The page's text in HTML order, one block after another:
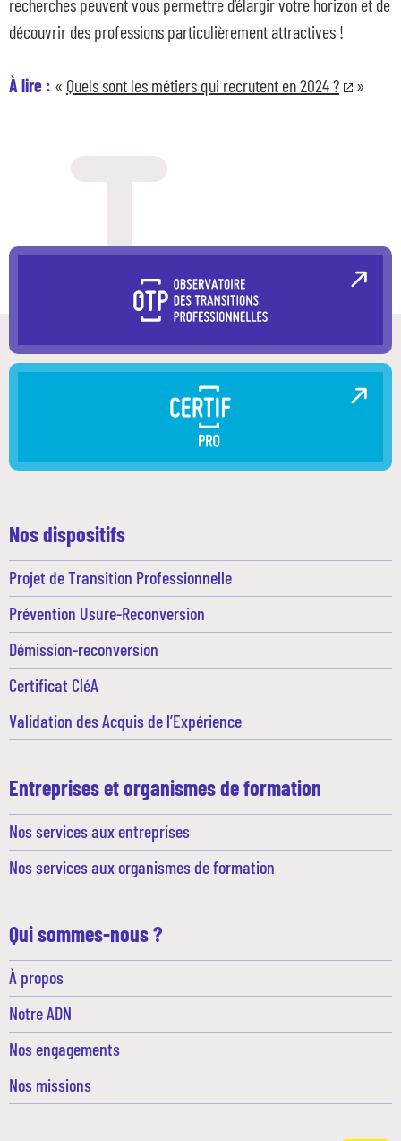
découvrir des professions particulièrement attractives !
À lire : « Quels sont les métiers qui recrutent en 2024 ? »
Nos dispositifs
Projet de Transition Professionnelle
Prévention Usure-Reconversion
Démission-reconversion
Certificat CléA
Validation des Acquis de l’Expérience
Entreprises et organismes de formation
Nos services aux entreprises
Nos services aux organismes de formation
Qui sommes-nous ?
À propos
Notre ADN
Nos engagements
Nos missions